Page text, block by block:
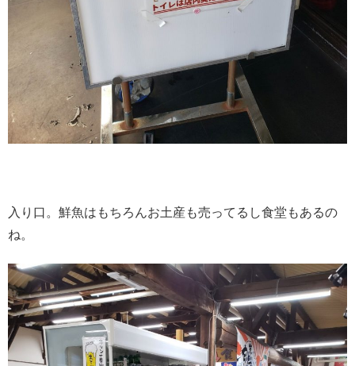
入り口。鮮魚はもちろんお土産も売ってるし食堂もあるの
ね。